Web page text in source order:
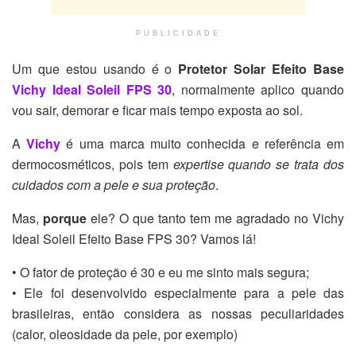
PUBLICIDADE
Um que estou usando é o Protetor Solar Efeito Base
Vichy Ideal Soleil FPS 30, normalmente aplico quando
vou sair, demorar e ficar mais tempo exposta ao sol.
AVichy é uma marca muito conhecida e referência em
dermocosméticos, pois tem expertise quando se trata dos
cuidados com a pele e sua proteção.
Mas, porque ele? O que tanto tem me agradado no Vichy
Ideal Soleil Efeito Base FPS 30? Vamos lá!
• O fator de proteção é 30 e eu me sinto mais segura;
• Ele foi desenvolvido especialmente para a pele das
brasileiras, então considera as nossas peculiaridades
(calor, oleosidade da pele, por exemplo)